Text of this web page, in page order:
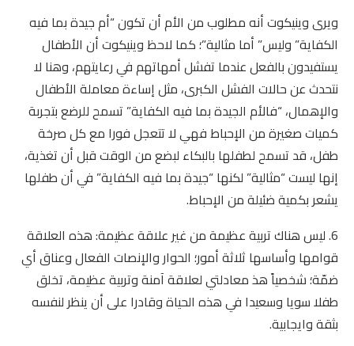
ويرى وينيكوت أنه مطلوب من الأم أن تكون “أم جيدة بما فيه
الكفاية” وليس” أما مثالية”؛ كما لاحظ وينيكوت أن الأطفال
يستفيدون بالفعل عندما تفشل أمهاتهم في رعايتهم، وهنا لا
نتحدث عن حالات الفشل الكبرى، مثل إساءة معاملة الأطفال
والإهمال، “فالأم الجيدة بما فيه الكفاية” تسمح للرضع بتجربة
كميات صغيرة من الإحباط فهي لا تتعجل فورا مع كل صرخة
طفل، قد تسمح لطفلها بالبكاء لبضع من الوقت قبل أن تغذية،
إنها ليست “مثالية” لكنها “جيدة بما فيه الكفاية” في أن طفلها
يشعر بكمية ضئيلة من الإحباط.
6. ليس هناك تربية عظيمة من غير علاقة عظيمة: هذه العلاقة
قوامها وأساسها ثلاثة أمور؛ الحوار والإنصات الفعال وعناق أي
ضمّة؛ شخصياً هذ معادلتي لعلاقة آمنة وتربية عظيمة، تخلق
طفلا سويا وسعيدا في هذه الحياة وقادرا على أن ينظر لنفسه
بثقة وايجابية.